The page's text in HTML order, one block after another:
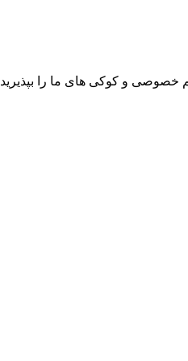
خصوصی و کوکی های ما را بپذیرید